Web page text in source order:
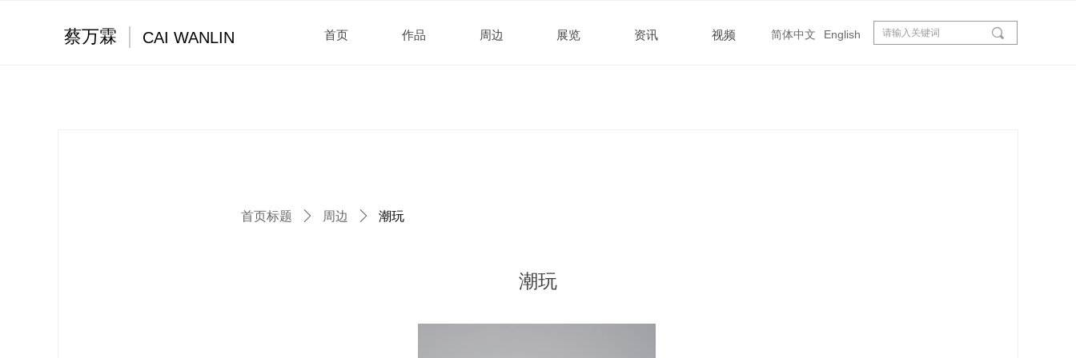
首页 作品 周边 展览 资讯 视频
CAI WANLIN
蔡万霖 简体中文 English 끠
潮玩
首页标题 ꄲ 周边 ꄲ 潮玩